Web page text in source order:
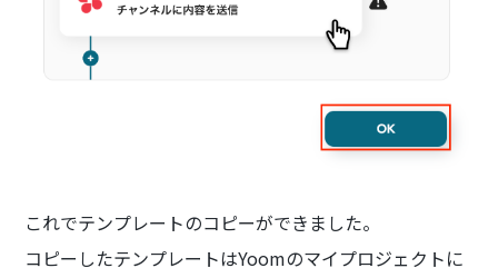
これでテンプレートのコピーができました。
コピーしたテンプレートはYoomのマイプロジェクトに